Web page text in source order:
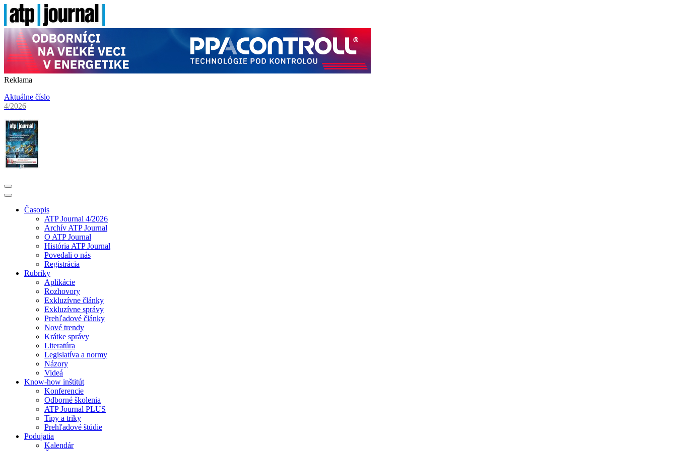
Reklama
Aktuálne číslo
4/2026
Časopis
ATP Journal 4/2026
Archív ATP Journal
O ATP Journal
História ATP Journal
Povedali o nás
Registrácia
Rubriky
Aplikácie
Rozhovory
Exkluzívne články
Exkluzívne správy
Prehľadové články
Nové trendy
Krátke správy
Literatúra
Legislatíva a normy
Názory
Videá
Know-how inštitút
Konferencie
Odborné školenia
ATP Journal PLUS
Tipy a triky
Prehľadové štúdie
Podujatia
Kalendár